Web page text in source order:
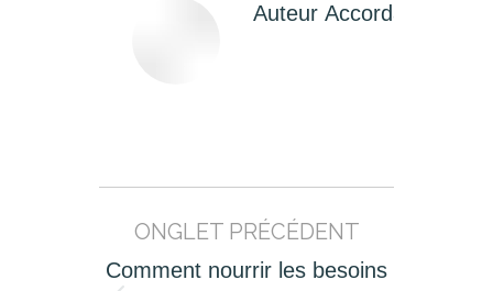
AuteurAccordage
commentaire
ONGLET PRÉCÉDENT
Comment nourrir les besoins